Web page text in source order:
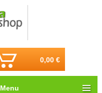
0,00 €
Menu